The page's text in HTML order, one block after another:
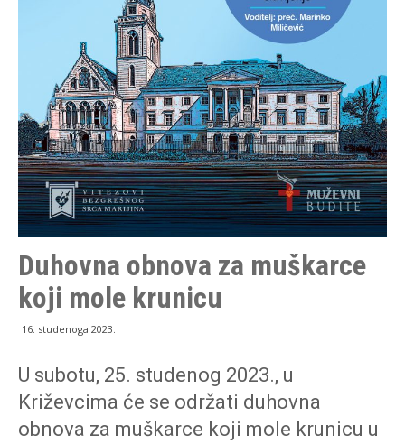
Duhovna obnova za muškarce
koji mole krunicu
16. studenoga 2023.
U subotu, 25. studenog 2023., u
Križevcima će se održati duhovna
obnova za muškarce koji mole krunicu u